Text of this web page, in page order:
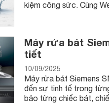
nhỏ gọn, sang trọng và có
làm rau mầm Green
Khi mua máy còn được
15W và mùa hè là 5W. Máy
kiệm công sức. Cùng
Máy rửa bát
tiết
10/09/2025
Máy rửa bát Siemens
đến sự tinh tế trong
bảo từng chiếc bát,